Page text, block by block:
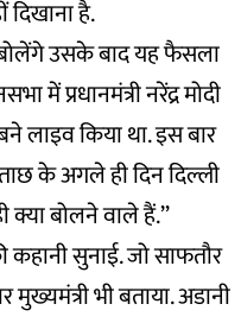
है.
उसके बाद यह फैसला
में प्रधानमंत्री नरेंद्र मोदी
लाइव किया था. इस बार
के अगले ही दिन दिल्ली
बोलने वाले हैं.’’
कहानी सुनाई. जो साफतौर
मुख्यमंत्री भी बताया. अडानी